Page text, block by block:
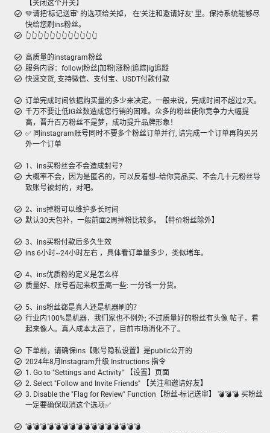
【关闭这个开关】
💚请把'标记送审' 的选项给关掉， 在'关注和邀请好友' 里。保持系统能够尽
快给您刷ins粉丝。
👆👆👆👆👆👆👆👆👆👆👆👆
高质量的instagram粉丝
服务内容：follow|粉丝|加粉|涨粉|追踪|ig追蹤
快速交货, 支持微信、支付宝、USDT付款付款
订单完成时间依据购买量的多少来决定。一般来说，完成时间不超过2天。
千万不要让低IG丝数造成您行销的困难。众多的粉丝使你竞争力大幅提
高，晋升百万粉丝不是梦，成功提升品牌形象！
✅ 同instagram账号同时不要多个粉丝订单并行, 请完成一个订单再购买另
外一个订单
1、ins买粉丝会不会造成封号?
大概率不会，因为是匿名的，可以反着想--给你竞品买、不会几十元粉丝导
致账号被封的，对吧。
2、ins掉粉可以维护多长时间
默认30天包补，一般前面2周掉粉比较多。【特价粉丝除外】
3、ins买粉付款后多久生效
ins 6小时~24小时左右 ，具体看订单量多少，类似堵车。
4、ins优质粉的定义是怎么样
质量好、账号看起来权重高一些: 一分钱一分货。
5、ins粉丝都是真人还是机器刷的？
行业内100%是机器，我们家也不例外; 不过质量好的粉丝有头像 帖子，看
起来像人。真人成本太高了，目前市场消化不了。
下单前，请确保ins【账号隐私设置】是public公开的
2024年8月Instagram升级 Instructions 指令
1. Go to "Settings and Activity" 【设置】页面
2. Select "Follow and Invite Friends" 【关注和邀请好友】
3. Disable the "Flag for Review" Function【粉丝-标记送审】 💣︎💣︎💣︎ 买粉丝
一定要确保取消这个选项✅
💣️💣️💣️💣️💣️💣️💣️💣️💣️💣️💣️💣️💣️💣️💣️💣️